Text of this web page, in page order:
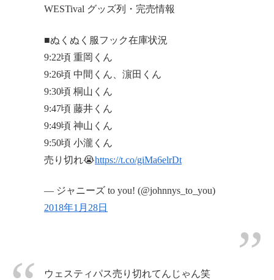
WESTival グッズ列・完売情報
■ぬくぬく服フック在庫状況
9:22頃 重岡くん
9:26頃 中間くん、濵田くん
9:30頃 桐山くん
9:47頃 藤井くん
9:49頃 神山くん
9:50頃 小瀧くん
売り切れ😭https://t.co/giMa6elrDt
— ジャニーズ to you! (@johnnys_to_you)
2018年1月28日
ウェスティパス売り切れてんじゃん笑